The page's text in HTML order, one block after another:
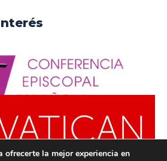
ofrecerte la mejor experiencia en